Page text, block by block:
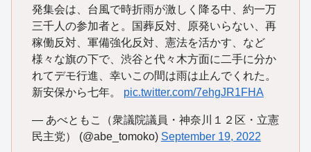
発集会は、台風で時折雨が激しく降る中、約一万
三千人の参加者と。国葬反対、原発いらない、再
稼働反対、軍備強化反対、憲法を活かす、など
様々な旗の下で、渋谷と代々木方面に二手に分か
れてデモ行進、幸いこの間は雨は止んでくれた。
新安保から七年。 pic.twitter.com/7ehgJR1FHA
— あべともこ（衆議院議員・神奈川１２区・立憲
民主党） (@abe_tomoko) September 19, 2022